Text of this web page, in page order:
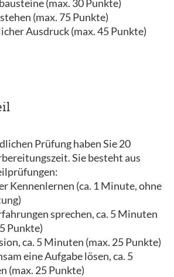
(max. 30 Punkte)
(max. 75 Punkte)
Ausdruck (max. 45 Punkte)
Prüfung haben Sie 20
Sie besteht aus
Kennenlernen (ca. 1 Minute, ohne
sprechen, ca. 5 Minuten
Punkte)
ca. 5 Minuten (max. 25 Punkte)
eine Aufgabe lösen, ca. 5
(max. 25 Punkte)